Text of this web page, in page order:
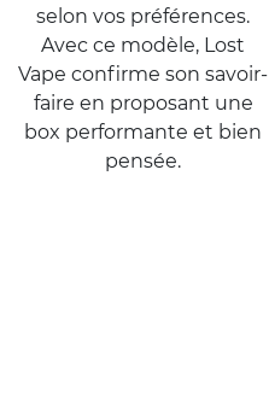
selon vos préférences.
Avec ce modèle, Lost
Vape confirme son savoir-
faire en proposant une
box performante et bien
pensée.